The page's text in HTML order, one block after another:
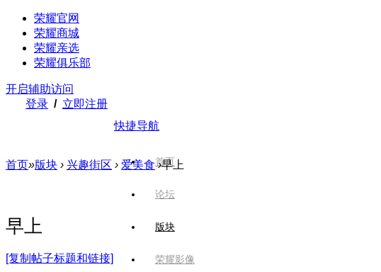
荣耀官网
荣耀商城
荣耀亲选
荣耀俱乐部
开启辅助访问
登录 / 立即注册
快捷导航
首页
论坛
版块
荣耀影像
首页»版块 › 兴趣街区 › 爱美食 ›早上
早上
[复制帖子标题和链接]